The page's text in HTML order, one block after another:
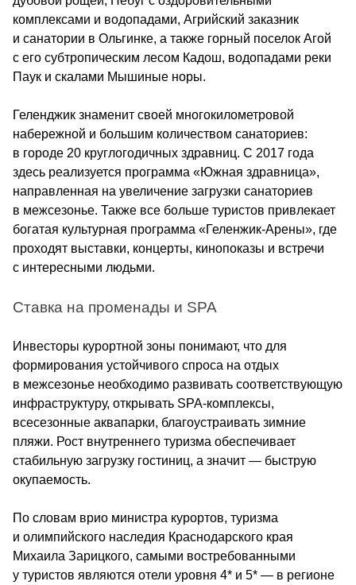
комплексами и водопадами, Агрийский заказник
и санатории в Ольгинке, а также горный поселок Агой
с его субтропическим лесом Кадош, водопадами реки
Паук и скалами Мышиные норы.
Геленджик знаменит своей многокилометровой
набережной и большим количеством санаториев:
в городе 20 круглогодичных здравниц. С 2017 года
здесь реализуется программа «Южная здравница»,
направленная на увеличение загрузки санаториев
в межсезонье. Также все больше туристов привлекает
богатая культурная программа «Геленжик-Арены», где
проходят выставки, концерты, кинопоказы и встречи
с интересными людьми.
Ставка на променады и SPA
Инвесторы курортной зоны понимают, что для
формирования устойчивого спроса на отдых
в межсезонье необходимо развивать соответствующую
инфраструктуру, открывать SPA-комплексы,
всесезонные аквапарки, благоустраивать зимние
пляжи. Рост внутреннего туризма обеспечивает
стабильную загрузку гостиниц, а значит — быструю
окупаемость.
По словам врио министра курортов, туризма
и олимпийского наследия Краснодарского края
Михаила Зарицкого, самыми востребованными
у туристов являются отели уровня 4* и 5* — в регионе